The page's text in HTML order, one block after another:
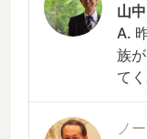
山
A.
族
て
ノ